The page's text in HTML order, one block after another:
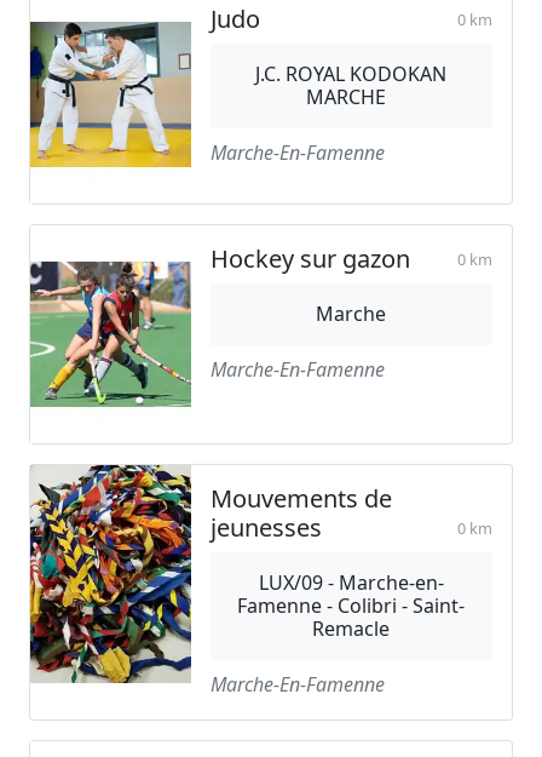
Judo 0 km
J.C. ROYAL KODOKAN
MARCHE
Marche-En-Famenne
Hockey sur gazon 0 km
Marche
Marche-En-Famenne
Mouvements de
jeunesses
0 km
LUX/09 - Marche-en-
Famenne - Colibri - Saint-
Remacle
Marche-En-Famenne